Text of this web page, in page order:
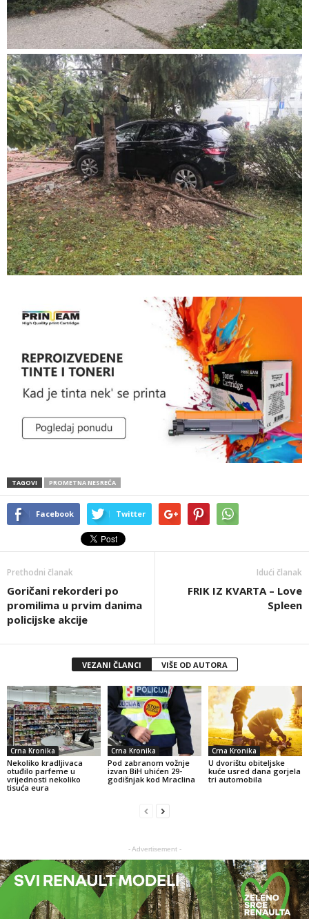
TAGOVI PROMETNA NESREĆA
Facebook Twitter
Prethodni članak
Goričani rekorderi po
promilima u prvim danima
policijske akcije
Idući članak
FRIK IZ KVARTA – Love
Spleen
VEZANI ČLANCI VIŠE OD AUTORA
Crna Kronika
Nekoliko kradljivaca
otuđilo parfeme u
vrijednosti nekoliko
tisuća eura
Crna Kronika
Pod zabranom vožnje
izvan BiH uhićen 29-
godišnjak kod Mraclina
Crna Kronika
U dvorištu obiteljske
kuće usred dana gorjela
tri automobila
- Advertisement -